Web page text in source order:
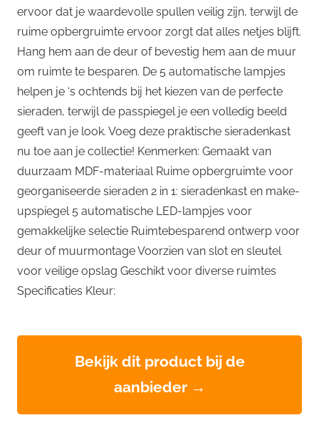
ervoor dat je waardevolle spullen veilig zijn, terwijl de
ruime opbergruimte ervoor zorgt dat alles netjes blijft.
Hang hem aan de deur of bevestig hem aan de muur
om ruimte te besparen. De 5 automatische lampjes
helpen je ‘s ochtends bij het kiezen van de perfecte
sieraden, terwijl de passpiegel je een volledig beeld
geeft van je look. Voeg deze praktische sieradenkast
nu toe aan je collectie! Kenmerken: Gemaakt van
duurzaam MDF-materiaal Ruime opbergruimte voor
georganiseerde sieraden 2 in 1: sieradenkast en make-
upspiegel 5 automatische LED-lampjes voor
gemakkelijke selectie Ruimtebesparend ontwerp voor
deur of muurmontage Voorzien van slot en sleutel
voor veilige opslag Geschikt voor diverse ruimtes
Specificaties Kleur:
Bekijk dit product bij de
aanbieder →